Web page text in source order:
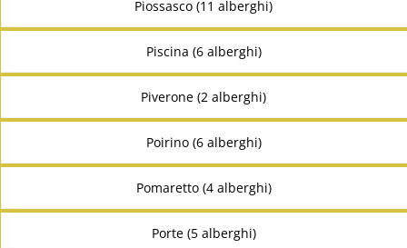
Piossasco (11 alberghi)
Piscina (6 alberghi)
Piverone (2 alberghi)
Poirino (6 alberghi)
Pomaretto (4 alberghi)
Porte (5 alberghi)